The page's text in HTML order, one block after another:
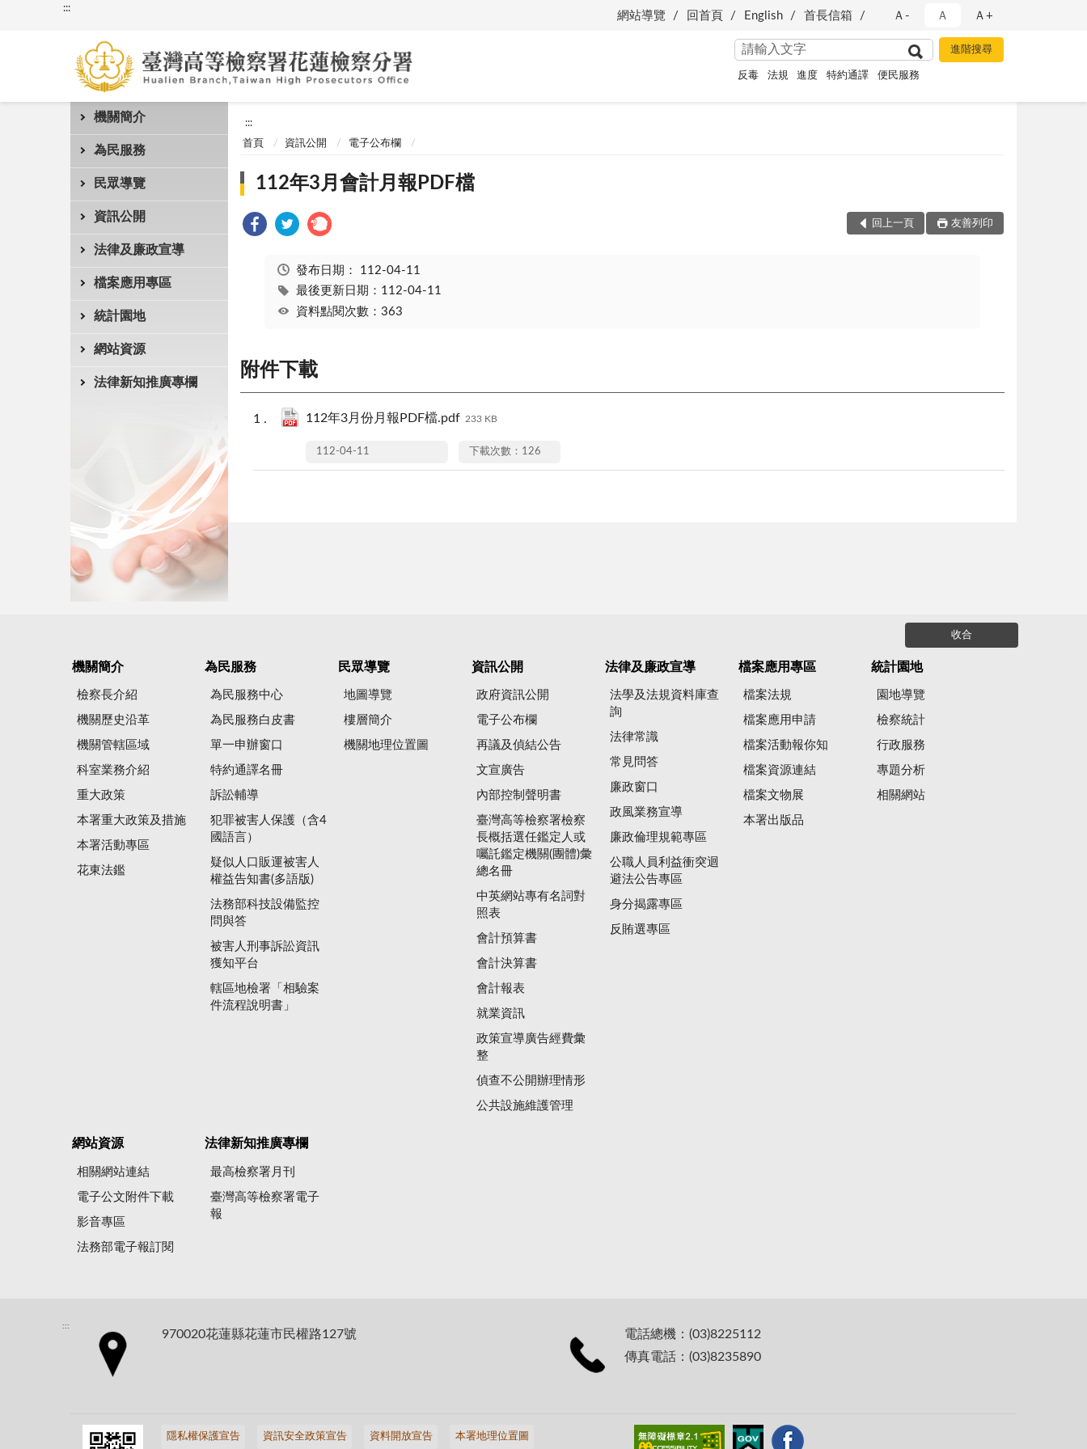
:::
網站導覽 回首頁 English 首長信箱 Ａ- Ａ Ａ+
反毒 法規 進度 特約通譯 便民服務
機關簡介
為民服務
民眾導覽
資訊公開
法律及廉政宣導
檔案應用專區
統計園地
網站資源
法律新知推廣專欄
:::
首頁 資訊公開 電子公布欄
112年3月會計月報PDF檔
回上一頁 友善列印
發布日期： 112-04-11
最後更新日期：112-04-11
資料點閱次數：363
附件下載
112年3月份月報PDF檔.pdf 233 KB
112-04-11 下載次數：126
收合
機關簡介
檢察長介紹
機關歷史沿革
機關管轄區域
科室業務介紹
重大政策
本署重大政策及措施
本署活動專區
花東法鑑
為民服務
為民服務中心
為民服務白皮書
單一申辦窗口
特約通譯名冊
訴訟輔導
犯罪被害人保護（含4
國語言）
疑似人口販運被害人
權益告知書(多語版)
法務部科技設備監控
問與答
被害人刑事訴訟資訊
獲知平台
轄區地檢署「相驗案
件流程說明書」
民眾導覽
地圖導覽
樓層簡介
機關地理位置圖
資訊公開
政府資訊公開
電子公布欄
再議及偵結公告
文宣廣告
內部控制聲明書
臺灣高等檢察署檢察
長概括選任鑑定人或
囑託鑑定機關(團體)彙
總名冊
中英網站專有名詞對
照表
會計預算書
會計決算書
會計報表
就業資訊
政策宣導廣告經費彙
整
偵查不公開辦理情形
公共設施維護管理
法律及廉政宣導
法學及法規資料庫查
詢
法律常識
常見問答
廉政窗口
政風業務宣導
廉政倫理規範專區
公職人員利益衝突迴
避法公告專區
身分揭露專區
反賄選專區
檔案應用專區
檔案法規
檔案應用申請
檔案活動報你知
檔案資源連結
檔案文物展
本署出版品
統計園地
園地導覽
檢察統計
行政服務
專題分析
相關網站
網站資源
相關網站連結
電子公文附件下載
影音專區
法務部電子報訂閱
法律新知推廣專欄
最高檢察署月刊
臺灣高等檢察署電子
報
:::
970020花蓮縣花蓮市民權路127號
電話總機：(03)8225112
傳真電話：(03)8235890
隱私權保護宣告 資訊安全政策宣告 資料開放宣告 本署地理位置圖